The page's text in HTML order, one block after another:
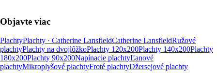
Objavte viac
PlachtyPlachty · Catherine LansfieldCatherine LansfieldRužové
plachtyPlachty na dvojlôžkoPlachty 120x200Plachty 140x200Plachty
180x200Plachty 90x200Napínacie plachtyĽanové
plachtyMikroplyšové plachtyFroté plachtyDžersejové plachty